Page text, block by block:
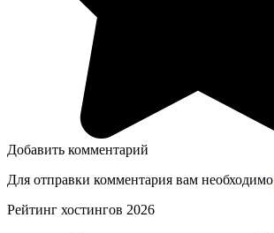
Добавить комментарий
Для отправки комментария вам необходимо
Рейтинг хостингов 2026